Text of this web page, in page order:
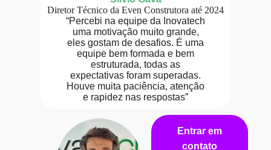
Diretor Técnico da Even Construtora até 2024
“Percebi na equipe da Inovatech
uma motivação muito grande,
eles gostam de desafios. É uma
equipe bem formada e bem
estruturada, todas as
expectativas foram superadas.
Houve muita paciência, atenção
e rapidez nas respostas”
Entrar em
contato